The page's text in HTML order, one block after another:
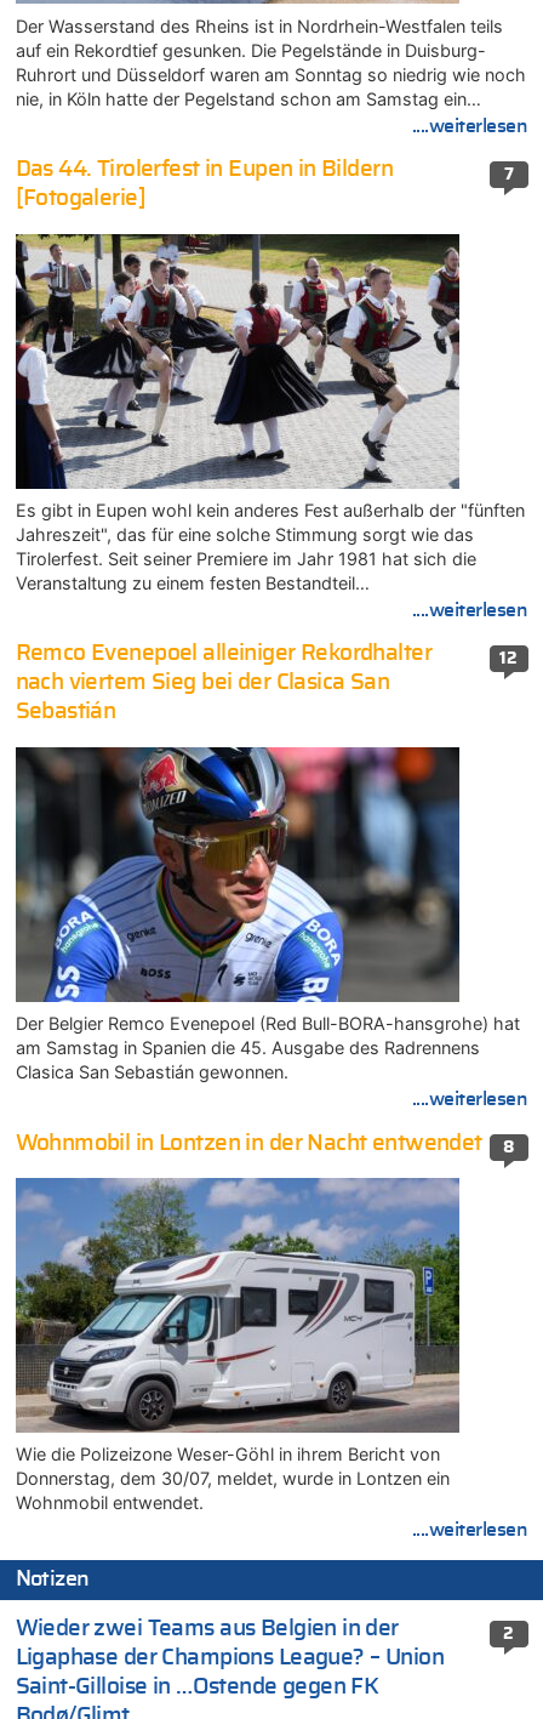
Der Wasserstand des Rheins ist in Nordrhein-Westfalen teils
auf ein Rekordtief gesunken. Die Pegelstände in Duisburg-
Ruhrort und Düsseldorf waren am Sonntag so niedrig wie noch
nie, in Köln hatte der Pegelstand schon am Samstag ein…
....weiterlesen
7
Das 44. Tirolerfest in Eupen in Bildern
[Fotogalerie]
Es gibt in Eupen wohl kein anderes Fest außerhalb der "fünften
Jahreszeit", das für eine solche Stimmung sorgt wie das
Tirolerfest. Seit seiner Premiere im Jahr 1981 hat sich die
Veranstaltung zu einem festen Bestandteil…
....weiterlesen
12
Remco Evenepoel alleiniger Rekordhalter
nach viertem Sieg bei der Clasica San
Sebastián
Der Belgier Remco Evenepoel (Red Bull-BORA-hansgrohe) hat
am Samstag in Spanien die 45. Ausgabe des Radrennens
Clasica San Sebastián gewonnen.
....weiterlesen
8
Wohnmobil in Lontzen in der Nacht entwendet
Wie die Polizeizone Weser-Göhl in ihrem Bericht von
Donnerstag, dem 30/07, meldet, wurde in Lontzen ein
Wohnmobil entwendet.
....weiterlesen
Notizen
2
Wieder zwei Teams aus Belgien in der
Ligaphase der Champions League? – Union
Saint-Gilloise in …Ostende gegen FK